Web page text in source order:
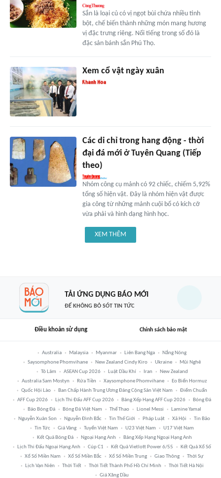
Sắn là loại củ có vị ngọt bùi chứa nhiều tinh
bột, chế biến thành những món mang hương
vị đặc trưng riêng. Nổi tiếng trong số đó là
đặc sản bánh sắn Phú Thọ.
Xem cổ vật ngày xuân
Các di chỉ trong hang động - thời
đại đá mới ở Tuyên Quang (Tiếp
theo)
Nhóm công cụ mảnh có 92 chiếc, chiếm 5,92%
tổng số hiện vật. Đây là nhóm hiện vật được
gia công từ những mảnh cuội bổ có kích cỡ
vừa phải và hình dạng hình học.
XEM THÊM
TẢI ỨNG DỤNG BÁO MỚI
ĐỂ KHÔNG BỎ SÓT TIN TỨC
Điều khoản sử dụng Chính sách bảo mật
Australia Malaysia Myanmar Liên Bang Nga
Nắng Nóng
Saysomphone Phomvihane
New Zealand Cindy Kiro Ukraine
Mũi Nghê
Tô Lâm
ASEAN Cup 2026 Luật Dầu Khí Iran
New Zealand
Australia Sam Mostyn
Rửa Tiền Xaysomphone Phomvihane
Eo Biển Hormuz
Quốc Hội Lào
Ban Chấp Hành Trung Ương Đảng Cộng Sản Việt Nam
Điểm Chuẩn
AFF Cup 2026
Lịch Thi Đấu AFF Cup 2026 Bảng Xếp Hạng AFF Cup 2026
Bóng Đá
Báo Bóng Đá
Bóng Đá Việt Nam Thể Thao Lionel Messi
Lamine Yamal
Nguyễn Xuân Son
Nguyễn Đình Bắc Tin Thế Giới Pháp Luật Xã Hội
Tin Bão
Tin Tức
Giá Vàng Tuyển Việt Nam U23 Việt Nam
U17 Việt Nam
Kết Quả Bóng Đá
Ngoại Hạng Anh
Bảng Xếp Hạng Ngoại Hạng Anh
Lịch Thi Đấu Ngoại Hạng Anh
Cúp C1 Kết Quả Vietlott Power 6/55
Kết Quả Xổ Số
Xổ Số Miền Nam
Xổ Số Miền Bắc Xổ Số Miền Trung Giao Thông
Thời Sự
Lịch Vạn Niên
Thời Tiết Thời Tiết Thành Phố Hồ Chí Minh
Thời Tiết Hà Nội
Giá Xăng Dầu